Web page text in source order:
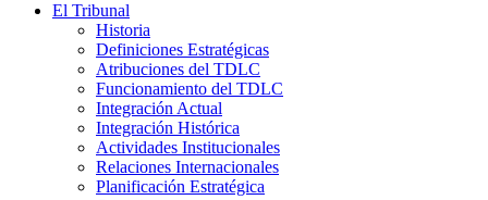
El Tribunal
Historia
Definiciones Estratégicas
Atribuciones del TDLC
Funcionamiento del TDLC
Integración Actual
Integración Histórica
Actividades Institucionales
Relaciones Internacionales
Planificación Estratégica